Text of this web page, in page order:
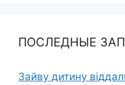
ПОСЛЕДНЫЕ
Зайву дитину